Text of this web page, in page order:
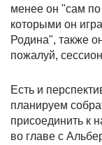
менее он "сам по
которыми он
Родина", также
пожалуй,
Есть и
планируем
присоединить к
во главе с